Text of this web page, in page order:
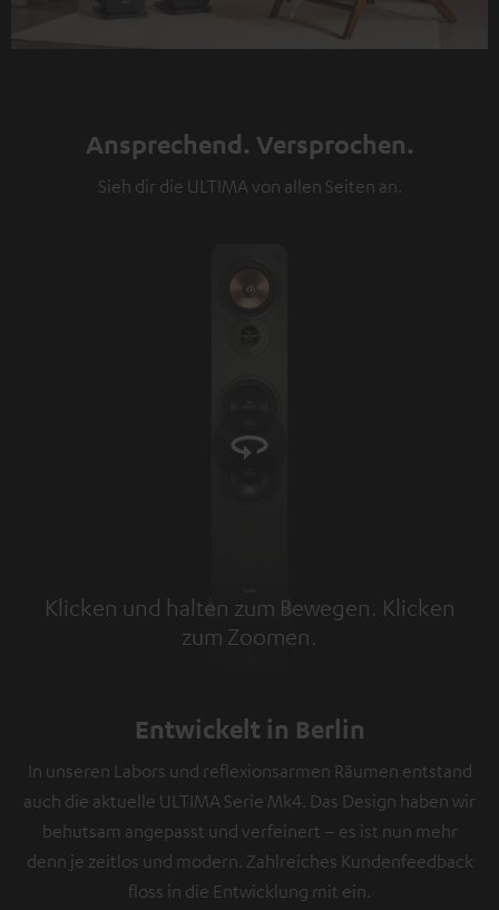
Ansprechend. Versprochen.
Sieh dir die ULTIMA von allen Seiten an.
Klicken und halten zum Bewegen. Klicken
zum Zoomen.
Tap to zoom
Entwickelt in Berlin
In unseren Labors und reflexionsarmen Räumen entstand
auch die aktuelle ULTIMA Serie Mk4. Das Design haben wir
behutsam angepasst und verfeinert – es ist nun mehr
denn je zeitlos und modern. Zahlreiches Kundenfeedback
floss in die Entwicklung mit ein.